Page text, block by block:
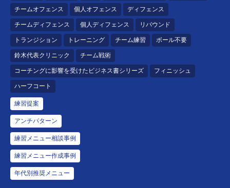
チームオフェンス 個人オフェンス ディフェンス
チームディフェンス 個人ディフェンス リバウンド
トランジション トレーニング チーム練習 ボール不要
鈴木代表クリニック チーム戦術
コーチングに影響を受けたビジネス書シリーズ フィニッシュ
ハーフコート
練習提案
アンチパターン
練習メニュー相談事例
練習メニュー作成事例
年代別推奨メニュー